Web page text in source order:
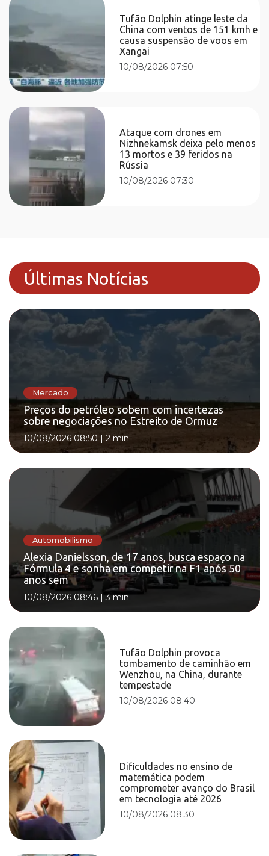
Tufão Dolphin atinge leste da
China com ventos de 151 kmh e
causa suspensão de voos em
Xangai
10/08/2026 07:50
Ataque com drones em
Nizhnekamsk deixa pelo menos
13 mortos e 39 feridos na
Rússia
10/08/2026 07:30
Últimas Notícias
Mercado
Preços do petróleo sobem com incertezas
sobre negociações no Estreito de Ormuz
10/08/2026 08:50 | 2 min
Automobilismo
Alexia Danielsson, de 17 anos, busca espaço na
Fórmula 4 e sonha em competir na F1 após 50
anos sem
10/08/2026 08:46 |3 min
Tufão Dolphin provoca
tombamento de caminhão em
Wenzhou, na China, durante
tempestade
10/08/2026 08:40
Dificuldades no ensino de
matemática podem
comprometer avanço do Brasil
em tecnologia até 2026
10/08/2026 08:30